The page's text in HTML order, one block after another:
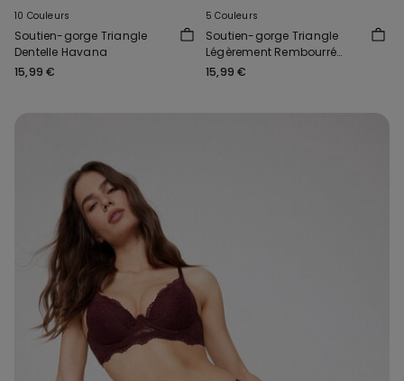
10 Couleurs
Soutien-gorge Triangle
Dentelle Havana
15,99 €
5 Couleurs
Soutien-gorge Triangle
Légèrement Rembourré
Coton Biologique London
15,99 €